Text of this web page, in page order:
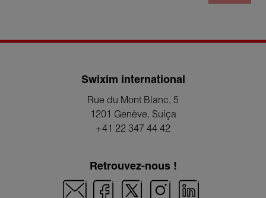
Swixim international
Rue du Mont Blanc, 5
1201 Genève, Suíça
+41 22 347 44 42
Retrouvez-nous !